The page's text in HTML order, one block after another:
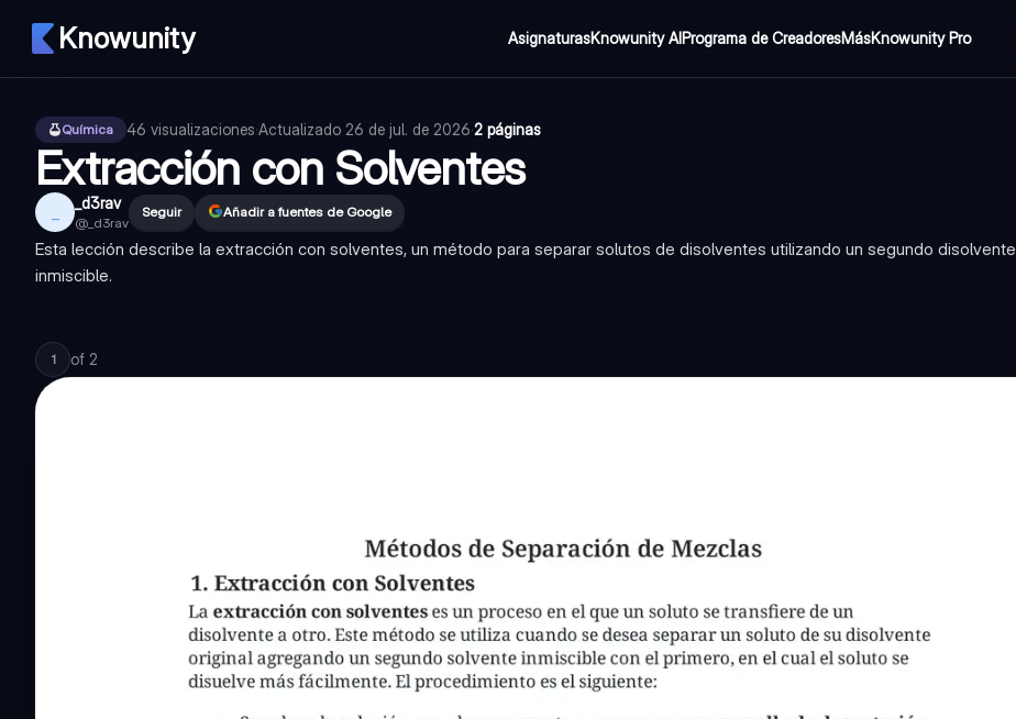
Knowunity AsignaturasKnowunity AIPrograma de CreadoresMásKnowunity Pro
Química 46 visualizaciones·Actualizado 26 de jul. de 2026·2 páginas
Extracción con Solventes
_d3rav
@ _d3rav
Seguir Añadir a fuentes de Google
Esta lección describe la extracción con solventes, un método para separar solutos de disolventes utilizando un segundo disolvente
inmiscible.
1 of 2